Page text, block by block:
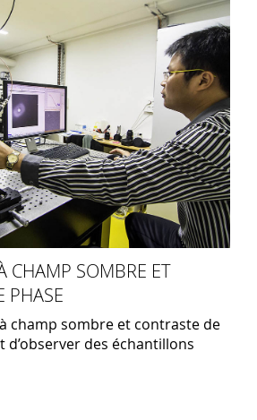
CHAMP SOMBRE ET
PHASE
champ sombre et contraste de
des échantillons